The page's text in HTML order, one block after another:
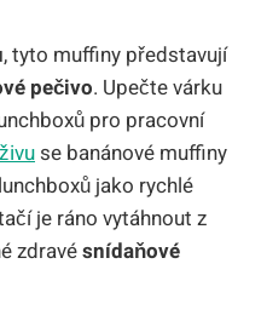
, tyto muffiny představují
pečivo. Upečte várku
pro pracovní
se banánové muffiny
jako rychlé
je ráno vytáhnout z
zdravésnídaňové